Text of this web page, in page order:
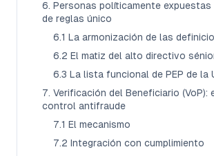
6. Personas políticamente expuestas
de reglas único
6.1 La armonización de las
6.2 El matiz del alto directivo
6.3 La lista funcional de PEP de la
7. Verificación del Beneficiario (VoP):
control antifraude
7.1 El mecanismo
7.2 Integración con cumplimiento